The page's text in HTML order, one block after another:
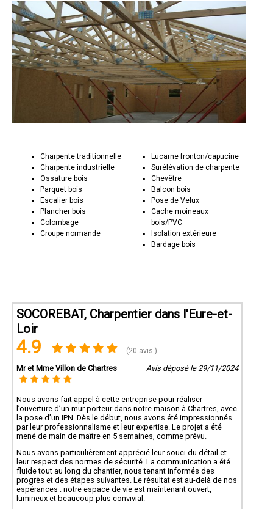
Charpente traditionnelle
Charpente industrielle
Ossature bois
Parquet bois
Escalier bois
Plancher bois
Colombage
Croupe normande
Lucarne fronton/capucine
Surélévation de charpente
Chevêtre
Balcon bois
Pose de Velux
Cache moineaux
bois/PVC
Isolation extérieure
Bardage bois
SOCOREBAT, Charpentier dans l'Eure-et-
Loir
4.9 (20 avis )
Mr et Mme Villon de Chartres Avis déposé le 29/11/2024
Nous avons fait appel à cette entreprise pour réaliser
l’ouverture d’un mur porteur dans notre maison à Chartres, avec
la pose d’un IPN. Dès le début, nous avons été impressionnés
par leur professionnalisme et leur expertise. Le projet a été
mené de main de maître en 5 semaines, comme prévu.
Nous avons particulièrement apprécié leur souci du détail et
leur respect des normes de sécurité. La communication a été
fluide tout au long du chantier, nous tenant informés des
progrès et des étapes suivantes. Le résultat est au-delà de nos
espérances : notre espace de vie est maintenant ouvert,
lumineux et beaucoup plus convivial.